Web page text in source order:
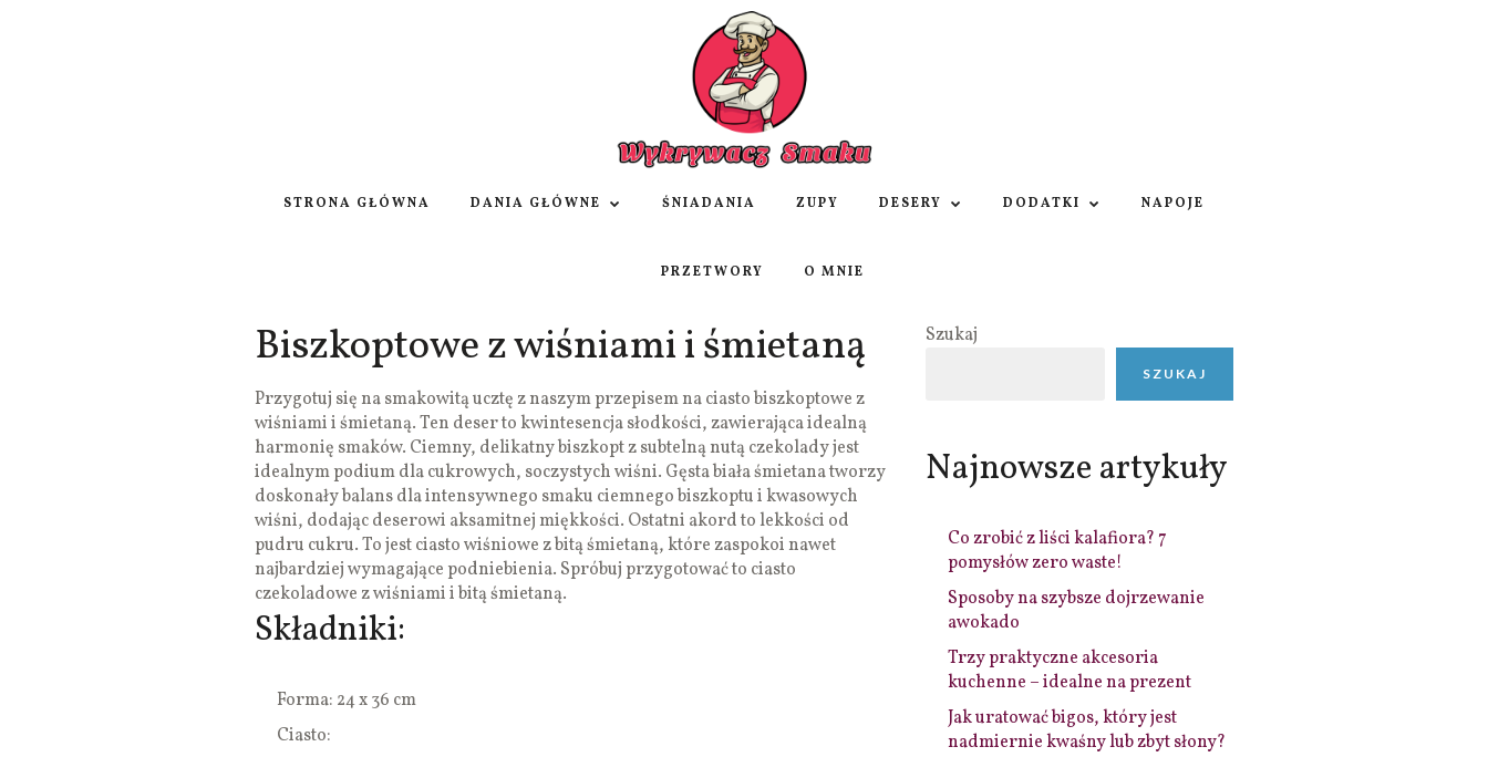
STRONA GŁÓWNA DANIA GŁÓWNE ŚNIADANIA ZUPY DESERY DODATKI NAPOJE
PRZETWORY O MNIE
Biszkoptowe z wiśniami i śmietaną
Przygotuj się na smakowitą ucztę z naszym przepisem na ciasto biszkoptowe z
wiśniami i śmietaną. Ten deser to kwintesencja słodkości, zawierająca idealną
harmonię smaków. Ciemny, delikatny biszkopt z subtelną nutą czekolady jest
idealnym podium dla cukrowych, soczystych wiśni. Gęsta biała śmietana tworzy
doskonały balans dla intensywnego smaku ciemnego biszkoptu i kwasowych
wiśni, dodając deserowi aksamitnej miękkości. Ostatni akord to lekkości od
pudru cukru. To jest ciasto wiśniowe z bitą śmietaną, które zaspokoi nawet
najbardziej wymagające podniebienia. Spróbuj przygotować to ciasto
czekoladowe z wiśniami i bitą śmietaną.
Składniki:
Forma: 24 x 36 cm
Ciasto:
Szukaj
SZUKAJ
Najnowsze artykuły
Co zrobić z liści kalafiora? 7
pomysłów zero waste!
Sposoby na szybsze dojrzewanie
awokado
Trzy praktyczne akcesoria
kuchenne – idealne na prezent
Jak uratować bigos, który jest
nadmiernie kwaśny lub zbyt słony?